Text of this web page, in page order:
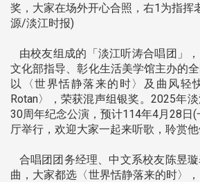
奖，大家在场外开心合照，右1为指挥
源/淡江时报)
由校友组成的「淡江听涛合唱团」
文化部指导、彰化生活美学馆主办的
以〈世界恬静落来的时〉及曲风轻
Rotan〉，荣获混声组银奖。2025年
30周年纪念公演，预计114年4月28日
厅举行，欢迎大家一起来听歌，聆赏他
合唱团团务经理、中文系校友陈昱
曲，大家都选〈世界恬静落来的时〉